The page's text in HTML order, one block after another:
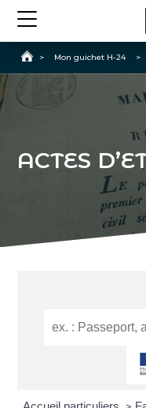
Accueil
> Mon guichet H-24 >
ACTES